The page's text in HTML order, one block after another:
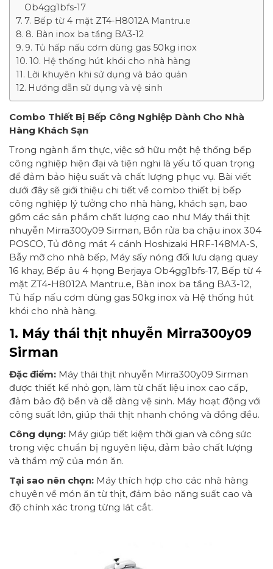
Ob4gg1bfs-17
7. Bếp từ 4 mặt ZT4-H8012A Mantru.e
8. Bàn inox ba tầng BA3-12
9. Tủ hấp nấu cơm dùng gas 50kg inox
10. Hệ thống hút khói cho nhà hàng
Lời khuyên khi sử dụng và bảo quản
Hướng dẫn sử dụng và vệ sinh
Combo Thiết Bị Bếp Công Nghiệp Dành Cho Nhà
Hàng Khách Sạn
Trong ngành ẩm thực, việc sở hữu một hệ thống bếp
công nghiệp hiện đại và tiện nghi là yếu tố quan trọng
để đảm bảo hiệu suất và chất lượng phục vụ. Bài viết
dưới đây sẽ giới thiệu chi tiết về combo thiết bị bếp
công nghiệp lý tưởng cho nhà hàng, khách sạn, bao
gồm các sản phẩm chất lượng cao như Máy thái thịt
nhuyễn Mirra300y09 Sirman, Bồn rửa ba chậu inox 304
POSCO, Tủ đông mát 4 cánh Hoshizaki HRF-148MA-S,
Bẫy mỡ cho nhà bếp, Máy sấy nóng đối lưu dạng quay
16 khay, Bếp âu 4 họng Berjaya Ob4gg1bfs-17, Bếp từ 4
mặt ZT4-H8012A Mantru.e, Bàn inox ba tầng BA3-12,
Tủ hấp nấu cơm dùng gas 50kg inox và Hệ thống hút
khói cho nhà hàng.
1. Máy thái thịt nhuyễn Mirra300y09
Sirman
Đặc điểm: Máy thái thịt nhuyễn Mirra300y09 Sirman
được thiết kế nhỏ gọn, làm từ chất liệu inox cao cấp,
đảm bảo độ bền và dễ dàng vệ sinh. Máy hoạt động với
công suất lớn, giúp thái thịt nhanh chóng và đồng đều.
Công dụng: Máy giúp tiết kiệm thời gian và công sức
trong việc chuẩn bị nguyên liệu, đảm bảo chất lượng
và thẩm mỹ của món ăn.
Tại sao nên chọn: Máy thích hợp cho các nhà hàng
chuyên về món ăn từ thịt, đảm bảo năng suất cao và
độ chính xác trong từng lát cắt.